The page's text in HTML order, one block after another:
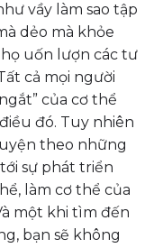
vầy làm sao tập
dẻo mà khỏe
uốn lượn các tư
cả mọi người
của cơ thể
đó. Tuy nhiên
theo những
sự phát triển
làm cơ thể của
một khi tìm đến
bạn sẽ không